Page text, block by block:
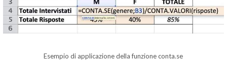
Esempio di applicazione della funzione conta.se